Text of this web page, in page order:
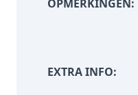
OPMERKINGEN:
EXTRA INFO: